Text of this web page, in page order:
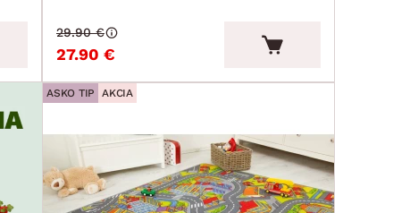
27.90 €
29.90 €
ASKO TIP AKCIA